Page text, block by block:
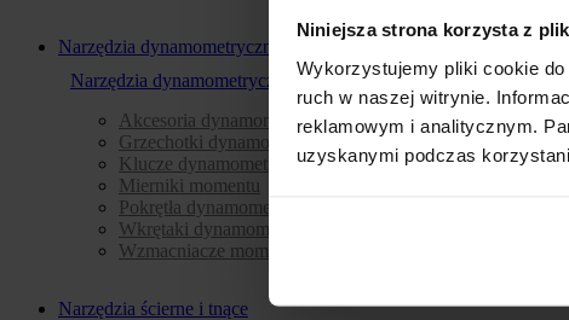
Niniejsza strona korzysta z
Wykorzystujemy pliki cookie
ruch w naszej witrynie.
reklamowym i analitycznym.
uzyskanymi podczas
Narzędzia dynamometryczne
Narzędzia dynamometryczne
Akcesoria dynamometryczne
Grzechotki dynamometryczne
Klucze dynamometryczne
Mierniki momentu
Pokrętła dynamometryczne i akcesoria
Wkrętaki dynamometryczne
Wzmacniacze momentu
Narzędzia ścierne i tnące